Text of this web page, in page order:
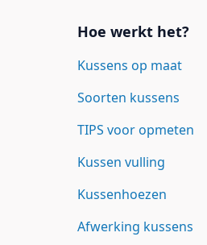
Hoe werkt het?
Kussens op maat
Soorten kussens
TIPS voor opmeten
Kussen vulling
Kussenhoezen
Afwerking kussens